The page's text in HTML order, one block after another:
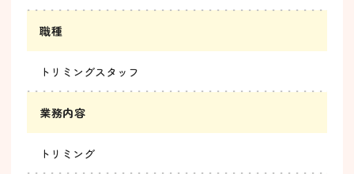
職種
トリミングスタッフ
業務内容
トリミング